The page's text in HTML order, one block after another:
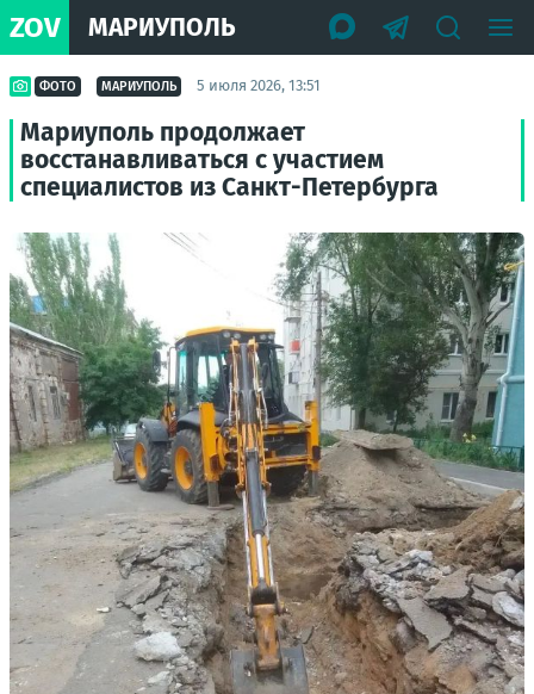
ZOV МАРИУПОЛЬ
ФОТО МАРИУПОЛЬ 5 июля 2026, 13:51
Мариуполь продолжает
восстанавливаться с участием
специалистов из Санкт-Петербурга